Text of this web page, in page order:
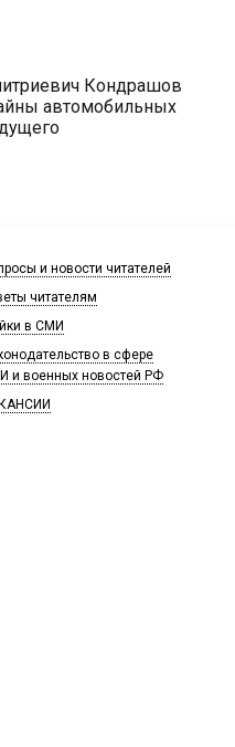
Кондрашов
автомобильных
и новости читателей
читателям
в СМИ
в сфере
и военных новостей РФ